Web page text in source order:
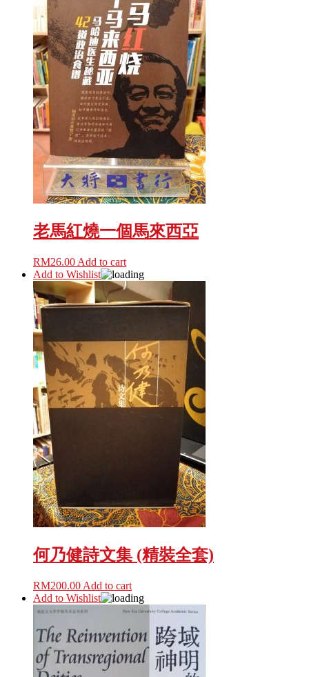
老馬紅燒一個馬來西亞
RM26.00 Add to cart
Add to Wishlist
何乃健詩文集 (精裝全套)
RM200.00 Add to cart
Add to Wishlist